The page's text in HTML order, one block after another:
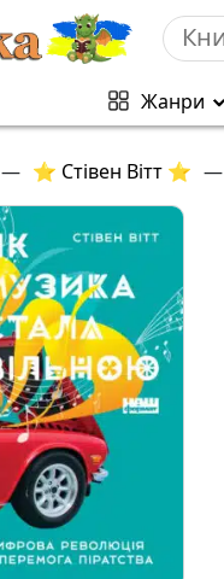
Жанри
— ⭐ Стівен Вітт ⭐ —